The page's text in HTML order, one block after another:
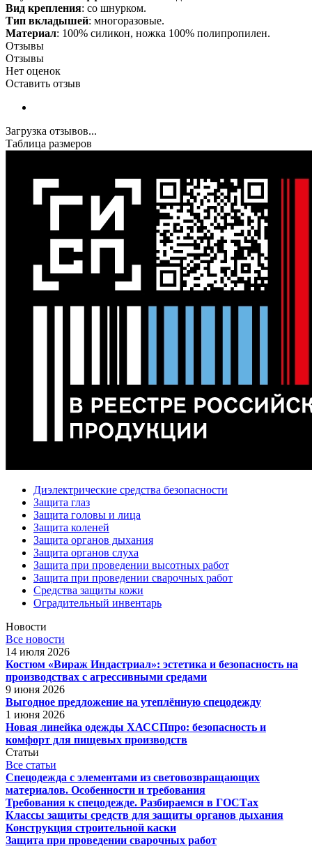
Вид крепления: со шнурком.
Тип вкладышей: многоразовые.
Материал: 100% силикон, ножка 100% полипропилен.
Отзывы
Отзывы
Нет оценок
Оставить отзыв
Загрузка отзывов...
Таблица размеров
Диэлектрические средства безопасности
Защита глаз
Защита головы и лица
Защита коленей
Защита органов дыхания
Защита органов слуха
Защита при проведении высотных работ
Защита при проведении сварочных работ
Средства защиты кожи
Оградительный инвентарь
Новости
Все новости
14 июля 2026
Костюм «Вираж Индастриал»: эстетика и безопасность на
производствах с агрессивными средами
9 июня 2026
Выгодное предложение на утеплённую спецодежду
1 июня 2026
Новая линейка одежды ХАССПпро: безопасность и
комфорт для пищевых производств
Статьи
Все статьи
Спецодежда с элементами из световозвращающих
материалов. Особенности и требования
Требования к спецодежде. Разбираемся в ГОСТах
Классы защиты средств для защиты органов дыхания
Конструкция строительной каски
Защита при проведении сварочных работ